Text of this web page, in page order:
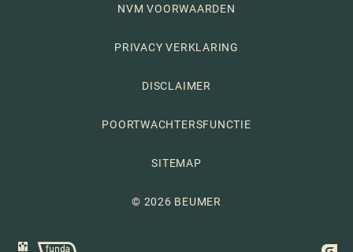
NVM VOORWAARDEN
PRIVACY VERKLARING
DISCLAIMER
POORTWACHTERSFUNCTIE
SITEMAP
© 2026 BEUMER